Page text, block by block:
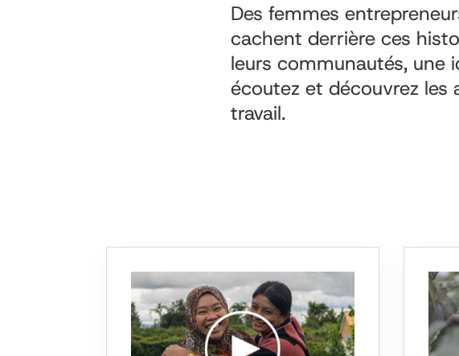
Des femmes
cachent derrière ces
leurs communautés, une
écoutez et découvrez
travail.